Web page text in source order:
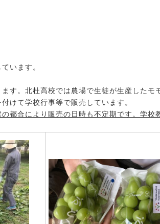
います。
す。北杜高校では農場で生徒が生産したモ
けて学校行事等で販売しています。
都合により販売の日時も不定期です。学校